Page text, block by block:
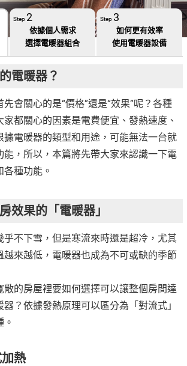
電子/紙本書
運動休閒 情趣用品
Step2
依據個人需求
選擇電暖器組合
Step 3
如何更有效率
使用電暖器設備
電暖器？
會關心的是“價格”還是“效果”呢？各種
都關心的因素是電費便宜、發熱速度、
據電暖器的類型和用途，可能無法一台就
能，所以，本篇將先帶大家來認識一下電
種功能。
效果的「電暖器」
乎不下雪，但是寒流來時還是超冷，尤其
越來越低，電暖器也成為不可或缺的季節
敞的房屋裡要如何選擇可以讓整個房間達
？依據發熱原理可以區分為「對流式」
加熱